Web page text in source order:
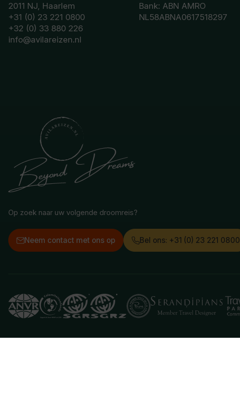
2011 NJ, Haarlem
+31 (0) 23 221 0800
+32 (0) 33 880 226
info@avilareizen.nl
Bank: ABN AMRO
NL58ABNA0617518297
Op zoek naar uw volgende droomreis?
Neem contact met ons op Bel ons: +31 (0) 23 221 0800